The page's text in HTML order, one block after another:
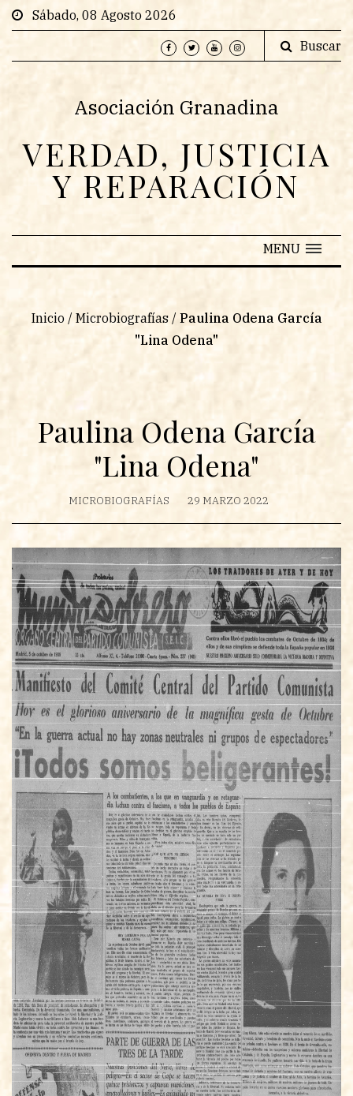
Sábado, 08 Agosto 2026
Buscar
Asociación Granadina
VERDAD, JUSTICIA
Y REPARACIÓN
MENU
Inicio / Microbiografías / Paulina Odena García
"Lina Odena"
Paulina Odena García
"Lina Odena"
MICROBIOGRAFÍAS 29 MARZO 2022